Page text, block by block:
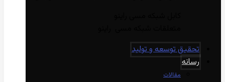
تحقیق توسعه و تولید
رسانه
مقالات